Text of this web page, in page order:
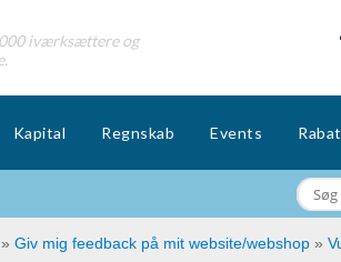
iværksættere og
Kapital Regnskab Events
» Giv mig feedback på mit website/webshop »